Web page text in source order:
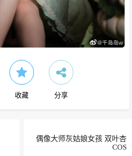
收藏 分享
偶像大师灰姑娘女孩 双叶杏
COS